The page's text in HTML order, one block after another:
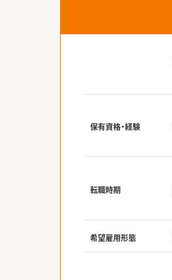
保有資格・経験
転職時期
希望雇用形態